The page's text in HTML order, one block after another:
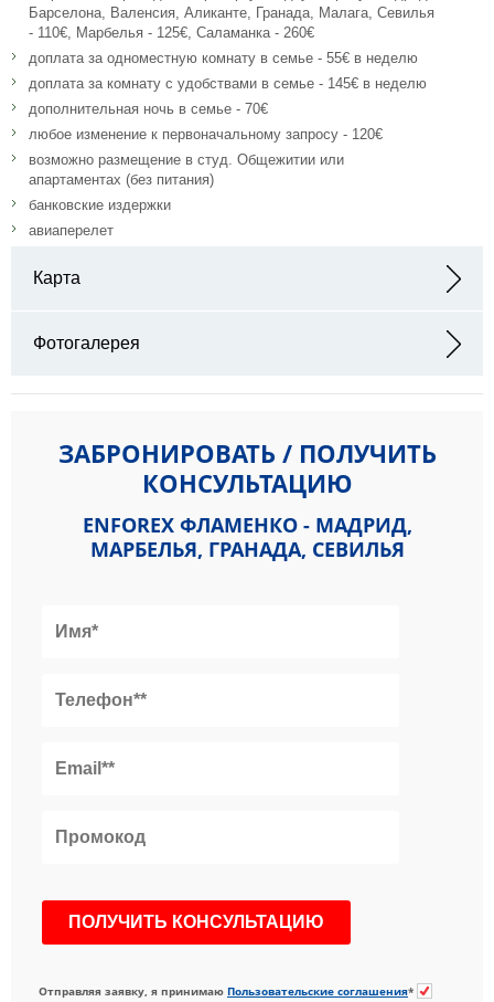
Барселона, Валенсия, Аликанте, Гранада, Малага, Севилья
- 110€, Марбелья - 125€, Саламанка - 260€
доплата за одноместную комнату в семье - 55€ в неделю
доплата за комнату с удобствами в семье - 145€ в неделю
дополнительная ночь в семье - 70€
любое изменение к первоначальному запросу - 120€
возможно размещение в студ. Общежитии или
апартаментах (без питания)
банковские издержки
авиаперелет
Карта
Фотогалерея
ЗАБРОНИРОВАТЬ / ПОЛУЧИТЬ
КОНСУЛЬТАЦИЮ
ENFOREX ФЛАМЕНКО - МАДРИД,
МАРБЕЛЬЯ, ГРАНАДА, СЕВИЛЬЯ
Отправляя заявку, я принимаю Пользовательские соглашения*